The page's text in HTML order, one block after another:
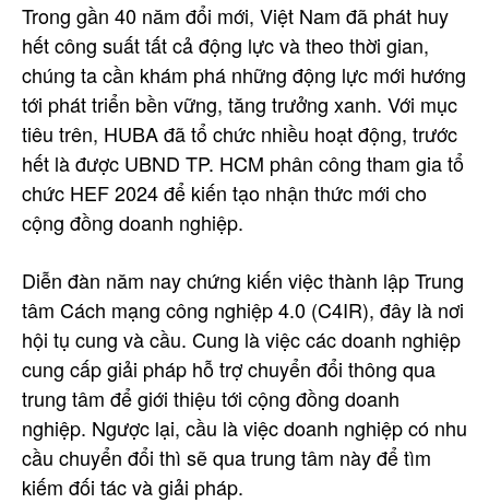
Trong gần 40 năm đổi mới, Việt Nam đã phát huy
hết công suất tất cả động lực và theo thời gian,
chúng ta cần khám phá những động lực mới hướng
tới phát triển bền vững, tăng trưởng xanh. Với mục
tiêu trên, HUBA đã tổ chức nhiều hoạt động, trước
hết là được UBND TP. HCM phân công tham gia tổ
chức HEF 2024 để kiến tạo nhận thức mới cho
cộng đồng doanh nghiệp.
Diễn đàn năm nay chứng kiến việc thành lập Trung
tâm Cách mạng công nghiệp 4.0 (C4IR), đây là nơi
hội tụ cung và cầu. Cung là việc các doanh nghiệp
cung cấp giải pháp hỗ trợ chuyển đổi thông qua
trung tâm để giới thiệu tới cộng đồng doanh
nghiệp. Ngược lại, cầu là việc doanh nghiệp có nhu
cầu chuyển đổi thì sẽ qua trung tâm này để tìm
kiếm đối tác và giải pháp.